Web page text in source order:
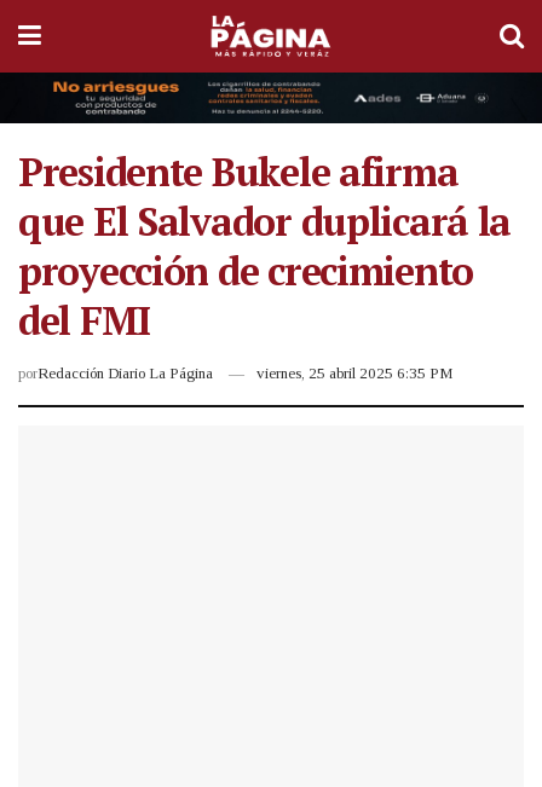
Presidente Bukele afirma
que El Salvador duplicará la
proyección de crecimiento
del FMI
porRedacción Diario La Página viernes, 25 abril 2025 6:35 PM